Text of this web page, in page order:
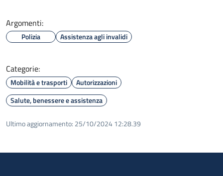
Argomenti:
Polizia Assistenza agli invalidi
Categorie:
Mobilità e trasporti
Autorizzazioni
Salute, benessere e assistenza
Ultimo aggiornamento: 25/10/2024 12:28.39